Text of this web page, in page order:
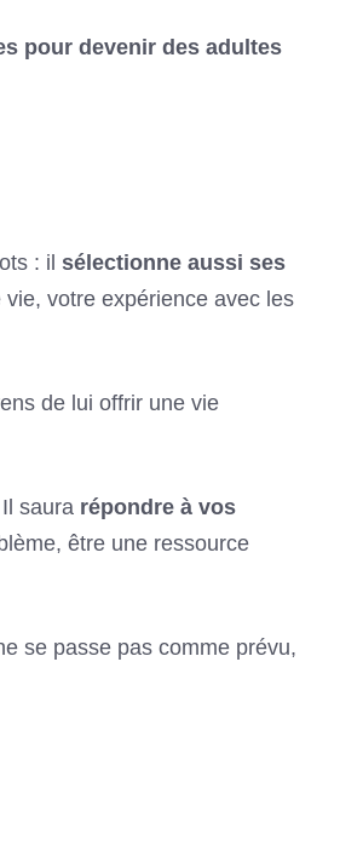
pour devenir des adultes
: il sélectionne aussi ses
votre expérience avec les
de lui offrir une vie
saura répondre à vos
être une ressource
se passe pas comme prévu,